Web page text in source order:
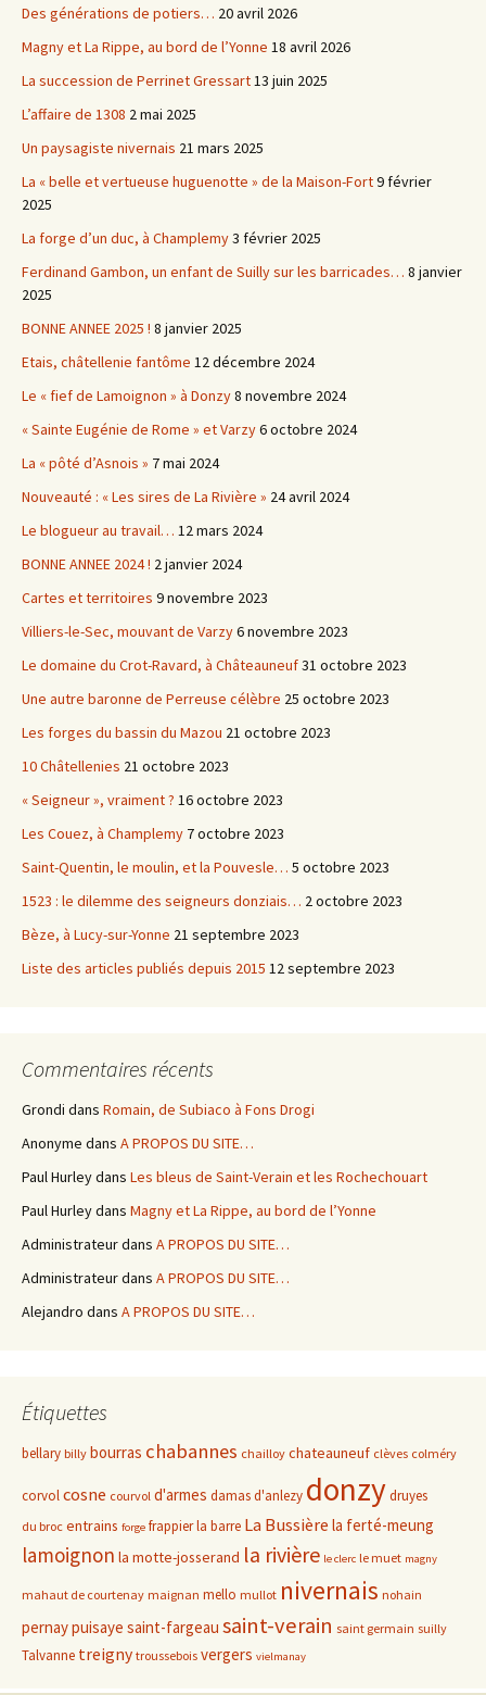
Des générations de potiers… 20 avril 2026
Magny et La Rippe, au bord de l’Yonne 18 avril 2026
La succession de Perrinet Gressart13 juin 2025
L’affaire de 1308 2 mai 2025
Un paysagiste nivernais 21 mars 2025
La « belle et vertueuse huguenotte » de la Maison-Fort9 février
2025
La forge d’un duc, à Champlemy3 février 2025
Ferdinand Gambon, un enfant de Suilly sur les barricades… 8 janvier
2025
BONNE ANNEE 2025 ! 8 janvier 2025
Etais, châtellenie fantôme 12 décembre 2024
Le « fief de Lamoignon » à Donzy8 novembre 2024
« Sainte Eugénie de Rome » et Varzy6 octobre 2024
La « pôté d’Asnois » 7 mai 2024
Nouveauté : « Les sires de La Rivière » 24 avril 2024
Le blogueur au travail… 12 mars 2024
BONNE ANNEE 2024 ! 2 janvier 2024
Cartes et territoires 9 novembre 2023
Villiers-le-Sec, mouvant de Varzy6 novembre 2023
Le domaine du Crot-Ravard, à Châteauneuf31 octobre 2023
Une autre baronne de Perreuse célèbre 25 octobre 2023
Les forges du bassin du Mazou 21 octobre 2023
10 Châtellenies 21 octobre 2023
« Seigneur », vraiment ? 16 octobre 2023
Les Couez, à Champlemy 7 octobre 2023
Saint-Quentin, le moulin, et la Pouvesle… 5 octobre 2023
1523 : le dilemme des seigneurs donziais… 2 octobre 2023
Bèze, à Lucy-sur-Yonne 21 septembre 2023
Liste des articles publiés depuis 2015 12 septembre 2023
Commentaires récents
Grondi dans Romain, de Subiaco à Fons Drogi
Anonyme dans A PROPOS DU SITE…
Paul Hurleydans Les bleus de Saint-Verain et les Rochechouart
Paul Hurleydans Magny et La Rippe, au bord de l’Yonne
Administrateurdans A PROPOS DU SITE…
Administrateurdans A PROPOS DU SITE…
Alejandro dans A PROPOS DU SITE…
Étiquettes
bellary billy bourras chabannes chailloy chateauneuf clèves colméry
corvolcosne courvol d'armes damas d'anlezy donzydruyes
du broc entrains forge frappierla barre La Bussière la ferté-meung
lamoignon la motte-josserand la rivière le clerc le muet magny
mahaut de courtenay maignan mello mullot nivernais nohain
pernaypuisaye saint-fargeau saint-verain saint germain suilly
Talvanne treigny troussebois vergers vielmanay